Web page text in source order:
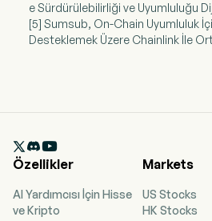
e Sürdürülebilirliği ve Uyumluluğu
[5] Sumsub, On-Chain Uyumluluk
Desteklemek Üzere Chainlink İle

Özellikler
AI Yardımcısı İçin Hisse
ve Kripto
Markets
US Stocks
HK Stocks